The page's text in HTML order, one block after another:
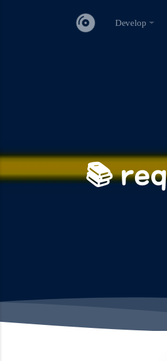
📚
Develop